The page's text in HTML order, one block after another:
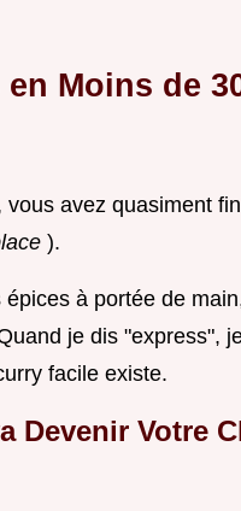
Moins de
avez quasiment
).
à portée de
je dis "express",
facile existe.
Devenir Votre